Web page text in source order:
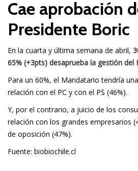
Cae aprobación
Presidente Boric
En la cuarta y última semana de abril,
65% (+3pts) desaprueba la gestión del
Para un 60%, el Mandatario tendría
relación con el PC y con el PS (46%).
Y, por el contrario, a juicio de los
relación con los grandes empresarios
de oposición (47%).
Fuente: biobiochile.cl